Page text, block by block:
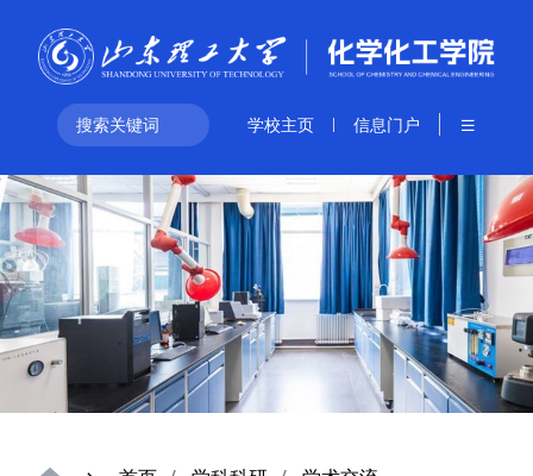
学校主页 信息门户